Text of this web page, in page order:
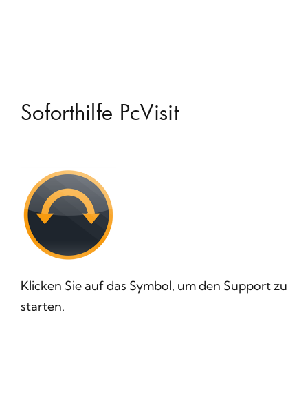
Soforthilfe PcVisit
Klicken Sie auf das Symbol, um den Support zu
starten.